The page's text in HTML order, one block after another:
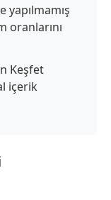
oranlarını
Keşfet
içerik